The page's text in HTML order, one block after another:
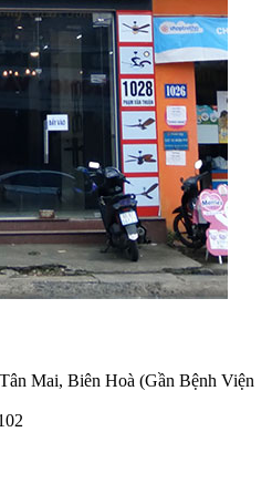
Mai, Biên Hoà (Gần Bệnh Viện